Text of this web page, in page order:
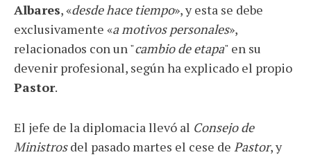
Albares, «desde hace tiempo», y esta se debe
exclusivamente «a motivos personales»,
relacionados con un "cambio de etapa" en su
devenir profesional, según ha explicado el propio
Pastor.
El jefe de la diplomacia llevó al Consejo de
Ministrosdel pasado martes el cese de Pastor, y